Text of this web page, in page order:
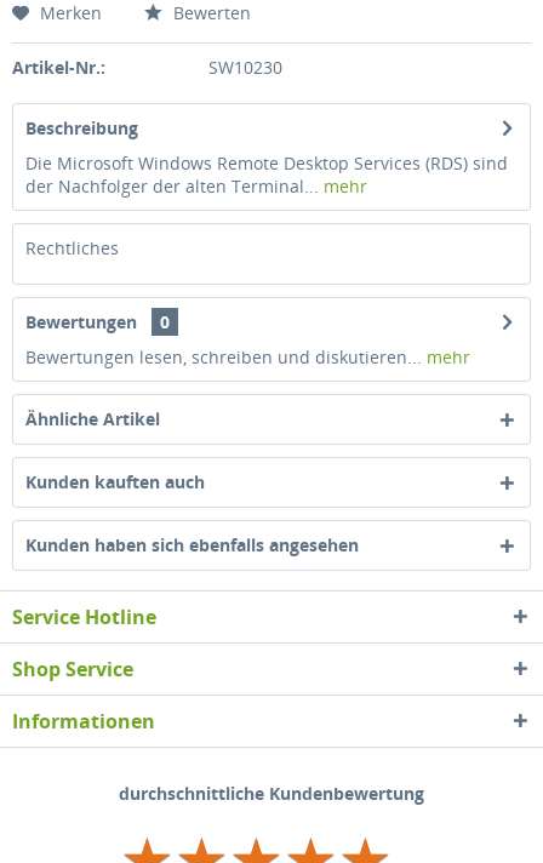
Merken Bewerten
Artikel-Nr.: SW10230
Beschreibung
Die Microsoft Windows Remote Desktop Services (RDS) sind
der Nachfolger der alten Terminal... mehr
Rechtliches
Bewertungen
0
Bewertungen lesen, schreiben und diskutieren... mehr
Ähnliche Artikel
Kunden kauften auch
Kunden haben sich ebenfalls angesehen
Service Hotline
Shop Service
Informationen
durchschnittliche Kundenbewertung